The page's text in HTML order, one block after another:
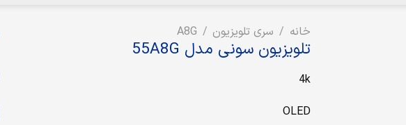
خانه / سری تلویزیون /
A8G
تلویزیون سونی مدل 55A8G
4k
OLED